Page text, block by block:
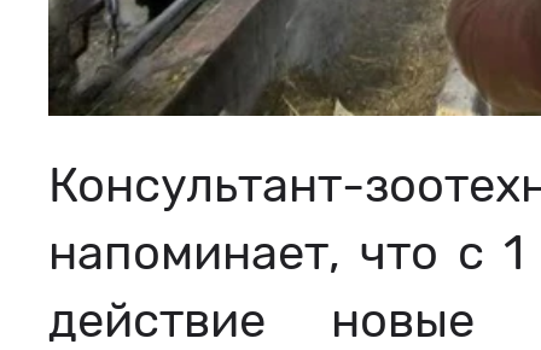
Консультант-
напоминает, что с
действие